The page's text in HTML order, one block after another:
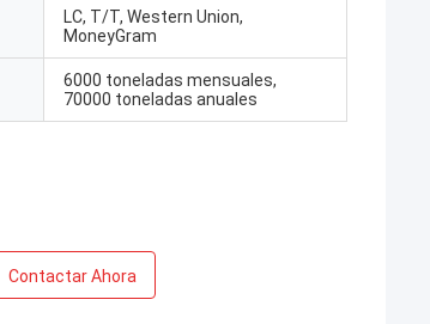
LC, T/T, Western Union,
MoneyGram
6000 toneladas mensuales,
70000 toneladas anuales
Contactar Ahora